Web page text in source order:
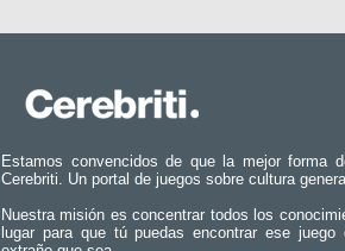
Estamos convencidos de que la mejor forma
Cerebriti. Un portal de juegos sobre cultura
Nuestra misión es concentrar todos los
lugar para que tú puedas encontrar ese